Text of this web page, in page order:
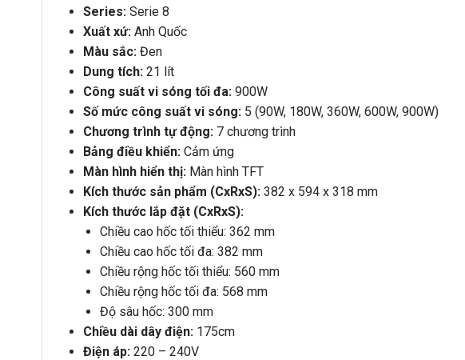
Series:Serie 8
Xuất xứ:Anh Quốc
Màu sắc:Đen
Dung tích:21 lít
Công suất vi sóng tối đa:900W
Số mức công suất vi sóng:5 (90W, 180W, 360W, 600W, 900W)
Chương trình tự động:7 chương trình
Bảng điều khiển:Cảm ứng
Màn hình hiển thị:Màn hình TFT
Kích thước sản phẩm (CxRxS):382 x 594 x 318 mm
Kích thước lắp đặt (CxRxS):
Chiều cao hốc tối thiểu: 362 mm
Chiều cao hốc tối đa: 382 mm
Chiều rộng hốc tối thiểu: 560 mm
Chiều rộng hốc tối đa: 568 mm
Độ sâu hốc: 300 mm
Chiều dài dây điện:175cm
Điện áp:220 – 240V